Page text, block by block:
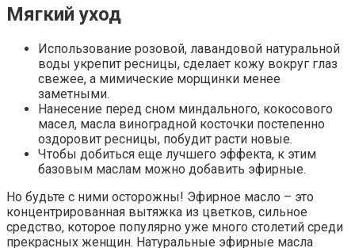
Мягкий уход
Использование розовой, лавандовой натуральной
воды укрепит ресницы, сделает кожу вокруг глаз
свежее, а мимические морщинки менее
заметными.
Нанесение перед сном миндального, кокосового
масел, масла виноградной косточки постепенно
оздоровит ресницы, побудит расти новые.
Чтобы добиться еще лучшего эффекта, к этим
базовым маслам можно добавить эфирные.
Но будьте с ними осторожны! Эфирное масло – это
концентрированная вытяжка из цветков, сильное
средство, которое популярно уже много столетий среди
прекрасных женщин. Натуральные эфирные масла